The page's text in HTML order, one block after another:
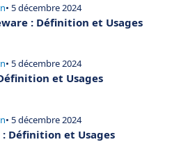
• 5 décembre 2024
: Définition et Usages
• 5 décembre 2024
et Usages
• 5 décembre 2024
Définition et Usages